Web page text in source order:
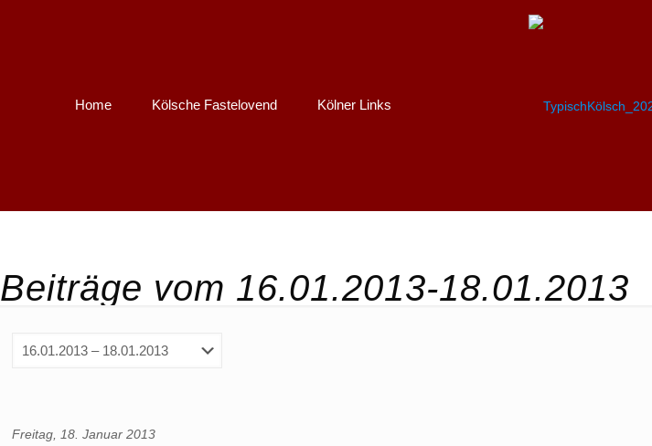
Home Kölsche Fastelovend Kölner Links
Beiträge vom 16.01.2013-18.01.2013
Freitag, 18. Januar 2013